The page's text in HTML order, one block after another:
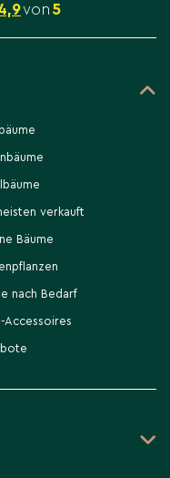
von 5
verkauft
Bäume
nach Bedarf
Accessoires